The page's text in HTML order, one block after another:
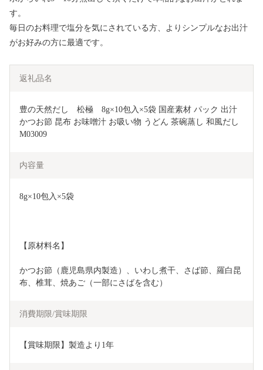
す。
毎日のお料理で塩分を気にされている方、よりシンプルなお出汁
がお好みの方に最適です。
返礼品名
豊の天然だし　松極　8g×10包入×5袋 国産素材 パック 出汁
かつお節 昆布 お味噌汁 お吸い物 うどん 茶碗蒸し 和風だし
M03009
内容量
8g×10包入×5袋
【原材料名】
かつお節（鹿児島県内製造）、いわし煮干、さば節、羅白昆
布、椎茸、焼あご（一部にさばを含む）
消費期限/賞味期限
【賞味期限】製造より1年